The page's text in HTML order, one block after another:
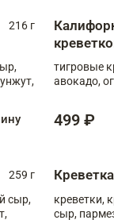
216 г
тигровые
авокадо,
499 ₽
259 г
сыр,
креветки,
сыр,